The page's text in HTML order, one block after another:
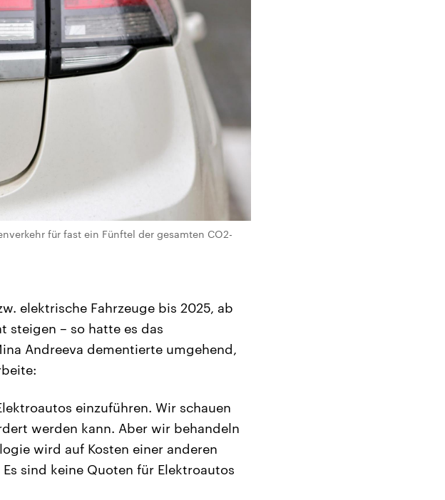
für fast ein Fünftel der gesamten CO2-
elektrische Fahrzeuge bis 2025, ab
steigen – so hatte es das
Andreeva dementierte umgehend,
einzuführen. Wir schauen
werden kann. Aber wir behandeln
wird auf Kosten einer anderen
sind keine Quoten für Elektroautos